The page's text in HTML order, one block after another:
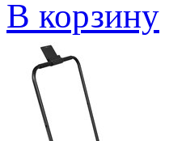
В корзину